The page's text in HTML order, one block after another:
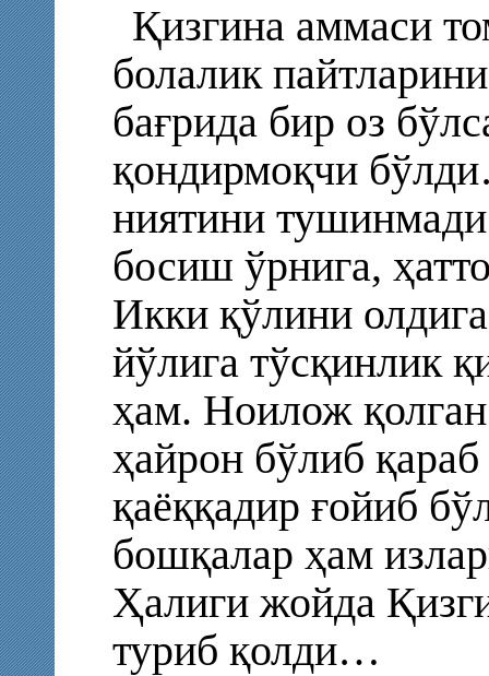
Қизгина аммаси
болалик
бағрида бир оз
қондирмоқчи
ниятини
босиш ўрнига,
Икки қўлини
йўлига тўсқинлик
ҳам. Ноилож
ҳайрон бўлиб
қаёққадир ғойиб
бошқалар ҳам
Ҳалиги жойда
туриб қолди…